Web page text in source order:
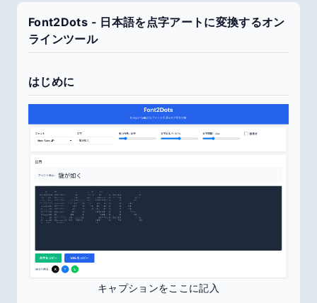
Font2Dots - 日本語を点字アートに変換するオン
ラインツール
はじめに
キャプションをここに記入